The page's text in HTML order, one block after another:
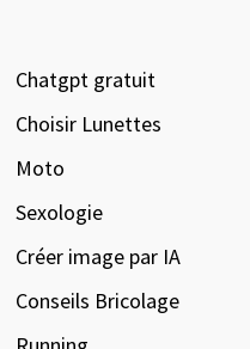
Chatgpt gratuit
Choisir Lunettes
Moto
Sexologie
Créer image par IA
Conseils Bricolage